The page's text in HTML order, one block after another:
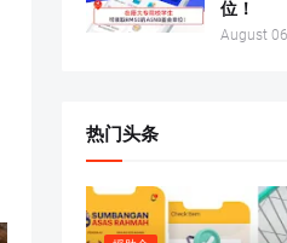
位！
August
热门头条